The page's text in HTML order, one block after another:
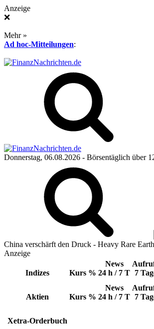
Anzeige
❌
Mehr »
Ad hoc-Mitteilungen:
Donnerstag, 06.08.2026 - Börsentäglich über
China verschärft den Druck - Heavy Rare
Anzeige
Indizes Kurs %
News
24 h / 7 T 7
Aktien Kurs %
News
24 h / 7 T 7
Xetra-Orderbuch